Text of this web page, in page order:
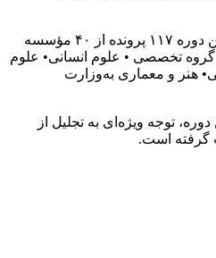
به گفته دکتر خاکی‌صدیق، در این دوره ۱۱۷ پرونده از ۴۰ مؤسسه
گروه تخصصی • علوم انسانی• علوم
هنر و معماری به‌وزارت
توجه ویژه‌ای به تجلیل از
گرفته است.